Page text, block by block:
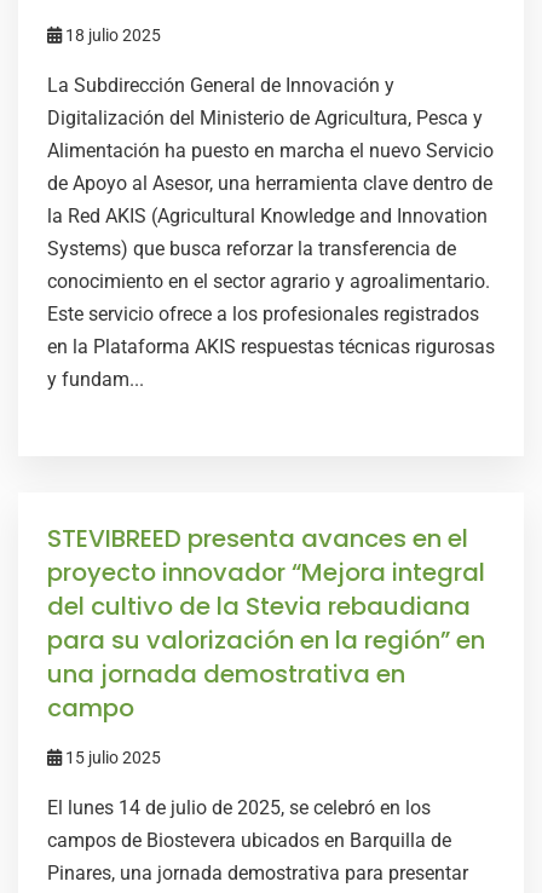
18 julio 2025
La Subdirección General de Innovación y
Digitalización del Ministerio de Agricultura, Pesca y
Alimentación ha puesto en marcha el nuevo Servicio
de Apoyo al Asesor, una herramienta clave dentro de
la Red AKIS (Agricultural Knowledge and Innovation
Systems) que busca reforzar la transferencia de
conocimiento en el sector agrario y agroalimentario.
Este servicio ofrece a los profesionales registrados
en la Plataforma AKIS respuestas técnicas rigurosas
y fundam...
STEVIBREED presenta avances en el
proyecto innovador “Mejora integral
del cultivo de la Stevia rebaudiana
para su valorización en la región” en
una jornada demostrativa en
campo
15 julio 2025
El lunes 14 de julio de 2025, se celebró en los
campos de Biostevera ubicados en Barquilla de
Pinares, una jornada demostrativa para presentar